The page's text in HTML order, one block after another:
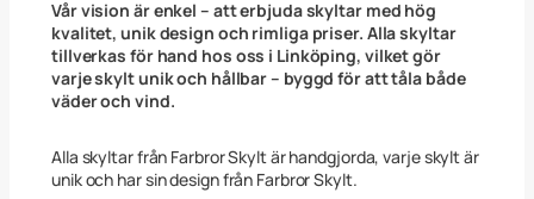
t
t
4
5
x
4
m
m
Vår vision är enkel – att erbjuda skyltar med hög
kvalitet, unik design och rimliga priser. Alla skyltar
tillverkas för hand hos oss i Linköping, vilket gör
varje skylt unik och hållbar – byggd för att tåla både
väder och vind.
Alla skyltar från Farbror Skylt är handgjorda, varje skylt är
unik och har sin design från Farbror Skylt.